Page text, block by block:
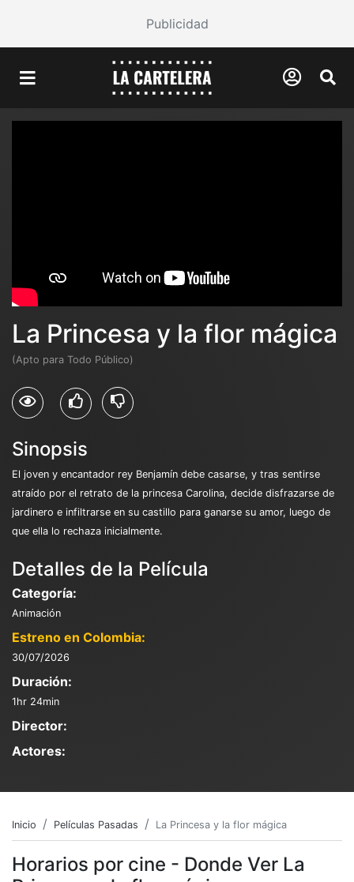
Publicidad
La Princesa y la flor mágica
(Apto para Todo Público)
Sinopsis
El joven y encantador rey Benjamín debe casarse, y tras sentirse
atraído por el retrato de la princesa Carolina, decide disfrazarse de
jardinero e infiltrarse en su castillo para ganarse su amor, luego de
que ella lo rechaza inicialmente.
Detalles de la Película
Categoría:
Animación
Estreno en Colombia:
30/07/2026
Duración:
1hr 24min
Director:
Actores:
Inicio Películas Pasadas La Princesa y la flor mágica
Horarios por cine - Donde Ver La